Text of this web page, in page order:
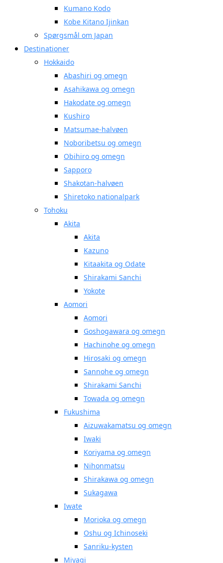
Kumano Kodo
Kobe Kitano Ijinkan
Spørgsmål om Japan
Destinationer
Hokkaido
Abashiri og omegn
Asahikawa og omegn
Hakodate og omegn
Kushiro
Matsumae-halvøen
Noboribetsu og omegn
Obihiro og omegn
Sapporo
Shakotan-halvøen
Shiretoko nationalpark
Tohoku
Akita
Akita
Kazuno
Kitaakita og Odate
Shirakami Sanchi
Yokote
Aomori
Aomori
Goshogawara og omegn
Hachinohe og omegn
Hirosaki og omegn
Sannohe og omegn
Shirakami Sanchi
Towada og omegn
Fukushima
Aizuwakamatsu og omegn
Iwaki
Koriyama og omegn
Nihonmatsu
Shirakawa og omegn
Sukagawa
Iwate
Morioka og omegn
Oshu og Ichinoseki
Sanriku-kysten
Miyagi